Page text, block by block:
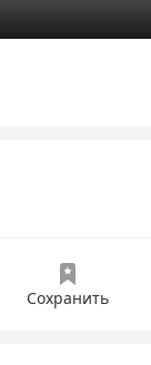
Сохранить